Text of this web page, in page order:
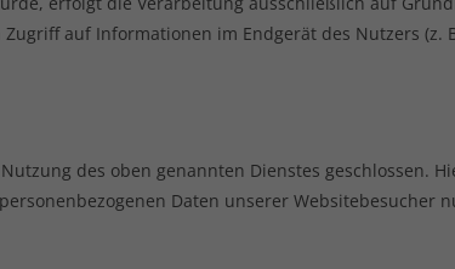
auf Informationen im Endgerät des Nutzers (z.
des oben genannten Dienstes geschlossen.
Daten unserer